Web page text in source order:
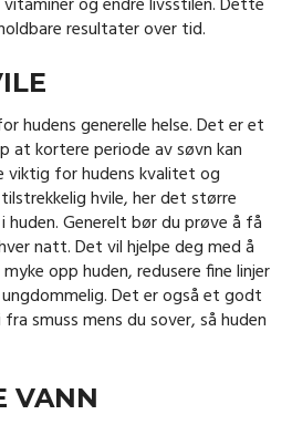
resultater over tid.
hudens generelle helse. Det er et
kortere periode av søvn kan
viktig for hudens kvalitet og
hvile, her det større
huden. Generelt bør du prøve å få
natt. Det vil hjelpe deg med å
opp huden, redusere fine linjer
Det er også et godt
smuss mens du sover, så huden
VANN